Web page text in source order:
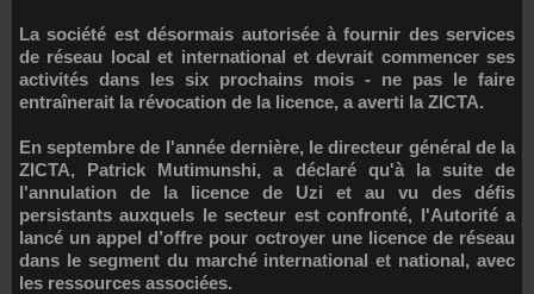
La société est désormais autorisée à fournir des services
de réseau local et international et devrait commencer ses
activités dans les six prochains mois - ne pas le faire
entraînerait la révocation de la licence, a averti la ZICTA.
En septembre de l'année dernière, le directeur général de la
ZICTA, Patrick Mutimunshi, a déclaré qu'à la suite de
l'annulation de la licence de Uzi et au vu des défis
persistants auxquels le secteur est confronté, l'Autorité a
lancé un appel d’offre pour octroyer une licence de réseau
dans le segment du marché international et national, avec
les ressources associées.